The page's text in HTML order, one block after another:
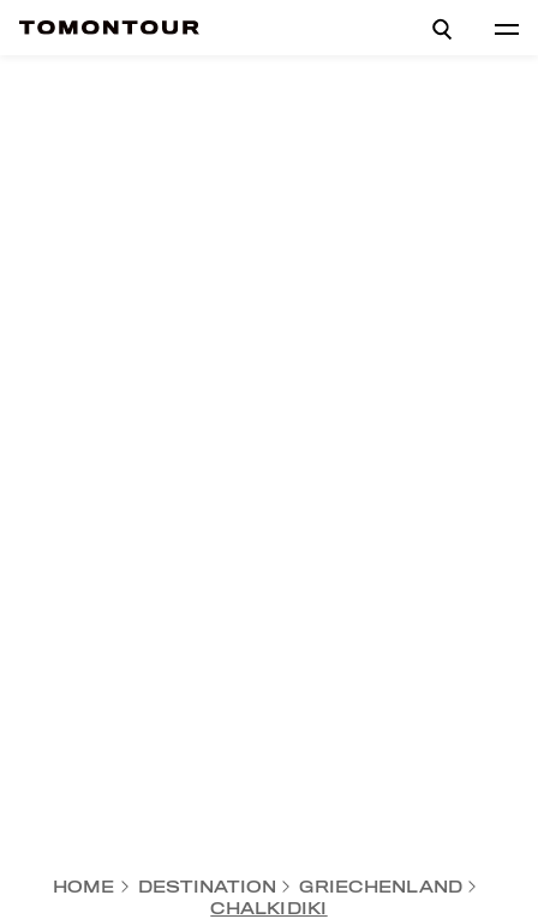
HOME DESTINATION
GRIECHENLAND
CHALKIDIKI